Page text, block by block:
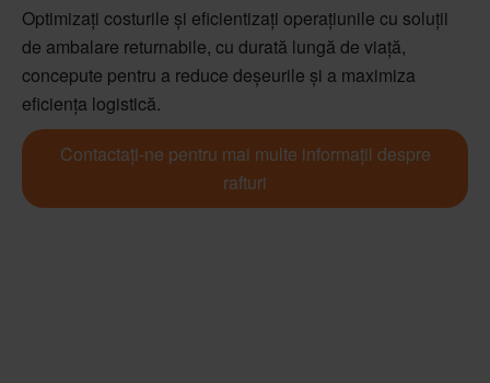
Optimizați costurile și eficientizați operațiunile cu soluții
de ambalare returnabile, cu durată lungă de viață,
concepute pentru a reduce deșeurile și a maximiza
eficiența logistică.
Contactați-ne pentru mai multe informații despre
rafturi